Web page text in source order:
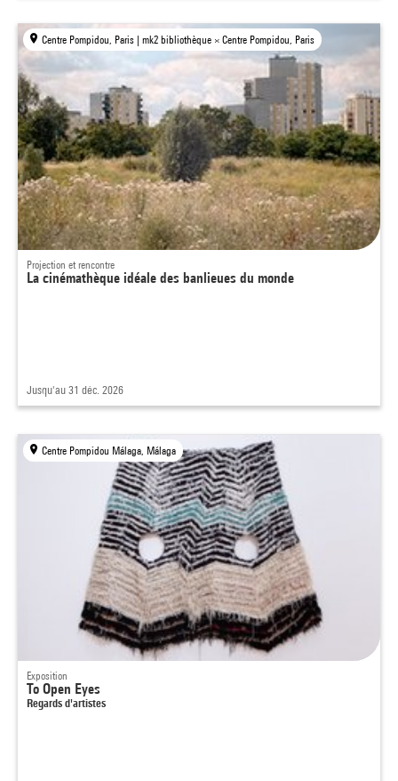
Centre Pompidou, Paris | mk2 bibliothèque × Centre Pompidou, Paris
Projection et rencontre
La cinémathèque idéale des banlieues du monde
Jusqu'au 31 déc. 2026
Centre Pompidou Málaga, Málaga
Exposition
To Open Eyes
Regards d'artistes